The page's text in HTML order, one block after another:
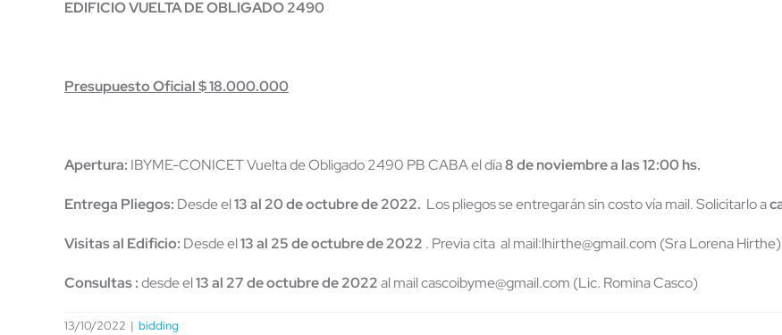
EDIFICIO VUELTA DE OBLIGADO 2490
Presupuesto Oficial $ 18.000.000
Apertura: IBYME-CONICET Vuelta de Obligado 2490 PB CABA el día8 de noviembre a las 12:00 hs.
Entrega Pliegos: Desde el13 al 20 de octubre de 2022. Los pliegos se entregarán sin costo vía mail. Solicitarlo a
Visitas al Edificio: Desde el13 al 25 de octubre de 2022 . Previa cita al mail:lhirthe@gmail.com (Sra Lorena
Consultas :desde el13 al 27 de octubre de 2022al mail cascoibyme@gmail.com (Lic. Romina Casco)
13/10/2022 | bidding